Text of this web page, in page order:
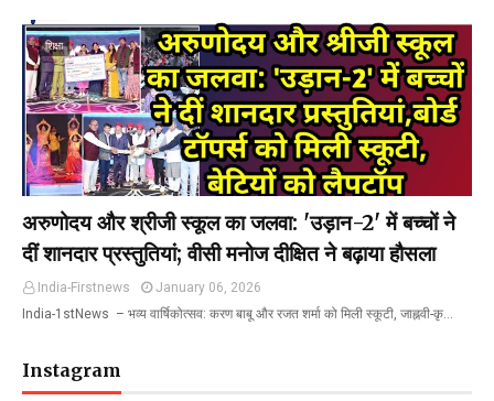
शिक्षा
अरुणोदय और श्रीजी स्कूल का जलवा: 'उड़ान-2' में बच्चों ने
दीं शानदार प्रस्तुतियां; वीसी मनोज दीक्षित ने बढ़ाया हौसला
India-Firstnews
January 06, 2026
India-1stNews ​ – भव्य वार्षिकोत्सव: करण बाबू और रजत शर्मा को मिली स्कूटी, जाह्नवी-कृ…
Instagram